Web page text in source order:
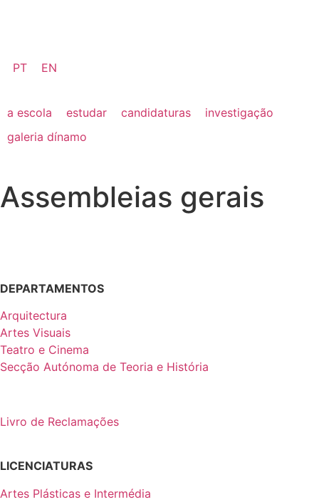
PT EN
a escola estudar candidaturas
investigação
galeria dínamo
Assembleias gerais
DEPARTAMENTOS
Arquitectura
Artes Visuais
Teatro e Cinema
Secção Autónoma de Teoria e História
Livro de Reclamações
LICENCIATURAS
Artes Plásticas e Intermédia